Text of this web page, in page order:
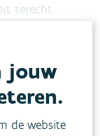
terecht.
op ons
eigen
zorg
jouw
de website